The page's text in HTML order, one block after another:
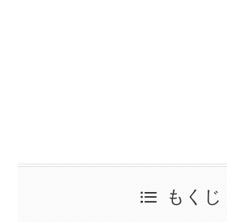
もくじ